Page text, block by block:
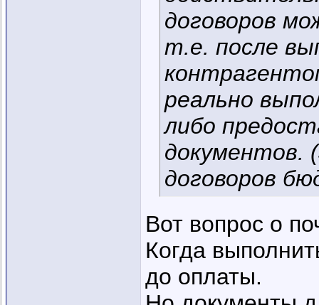
договоров
т.е. после
реально
либо
документов.
договоров
Вот вопрос о
Когда
до оплаты.